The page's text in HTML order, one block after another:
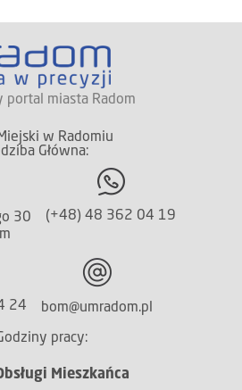
portal miasta Radom
w Radomiu
Główna:
30
(+48) 48 362 04 19
24 bom@umradom.pl
pracy:
Mieszkańca